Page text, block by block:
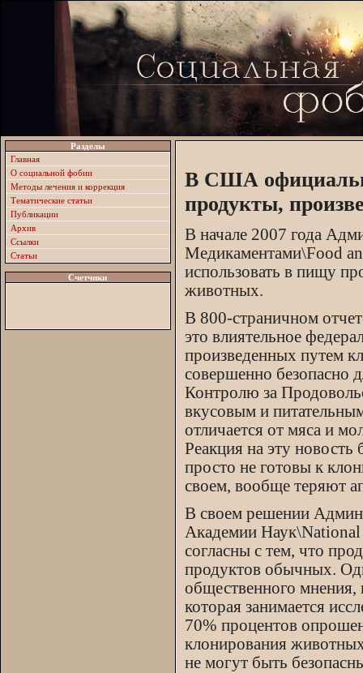
Разделы
Главная
О социальной фобии
Методы лечения и коррекция
Тематические статьи
Публикации
Архив
Ссылки
Статьи
Счетчики
В США
продукты,
В начале 2007 года
Медикаментами\Food
использовать в пищу
животных.
В 800-страничном
это влиятельное
произведенных путем
совершенно безопасно
Контролю за
вкусовым и
отличается от мяса и
Реакция на эту
просто не готовы к
своем, вообще теряют
В своем решении
Академии
согласны с тем, что
продуктов обычных.
общественного
которая занимается
70% процентов
клонирования
не могут быть